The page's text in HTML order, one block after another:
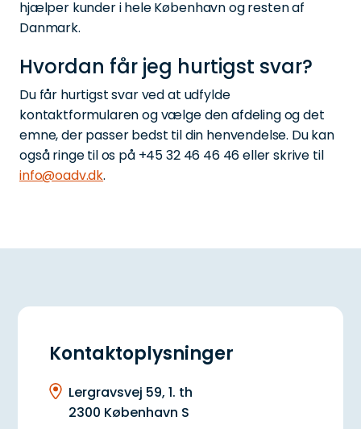
Kontaktoplysninger
Lergravsvej 59, 1. th
2300 København S
hjælper kunder i hele København og resten af
Danmark.
Hvordan får jeg hurtigst svar?
Du får hurtigst svar ved at udfylde
kontaktformularen og vælge den afdeling og det
emne, der passer bedst til din henvendelse. Du kan
også ringe til os på +45 32 46 46 46 eller skrive til
info@oadv.dk.